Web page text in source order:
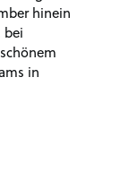
hinein
bei
in